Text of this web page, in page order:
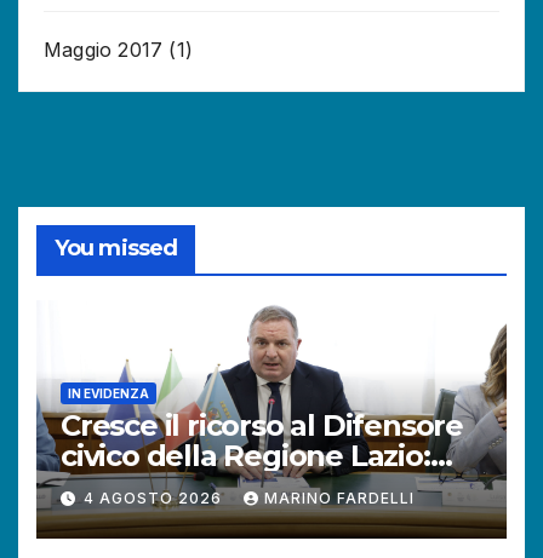
Maggio 2017 (1)
You missed
IN EVIDENZA
Cresce il ricorso al Difensore
civico della Regione Lazio:
+121% di istanze rispetto al
2025.
4 AGOSTO 2026 MARINO FARDELLI